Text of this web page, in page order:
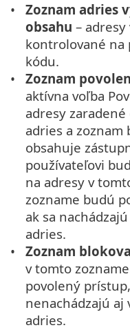
Zoznam adries
obsahu –
kontrolované
kódu.
Zoznam
aktívna voľba
adresy
adries a zoznam
obsahuje
používateľovi
na adresy v
zozname budú
ak sa
adries.
Zoznam
v tomto
povolený
nenachádzajú aj
adries.